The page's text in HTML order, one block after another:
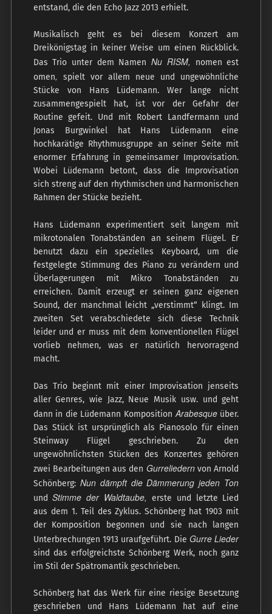
entstand, die den Echo Jazz 2013 erhielt.
Musikalisch geht es bei diesem Konzert am
Dreikönigstag in keiner Weise um einen Rückblick.
Das Trio unter dem NamenNu RISM,
nomen est
omen, spielt vor allem neue und ungewöhnliche
Stücke von Hans Lüdemann. Wer lange nicht
zusammengespielt hat, ist vor der Gefahr der
Routine gefeit. Und mit Robert Landfermann und
Jonas Burgwinkel hat Hans Lüdemann eine
hochkarätige Rhythmusgruppe an seiner Seite mit
enormer Erfahrung in gemeinsamer Improvisation.
Wobei Lüdemann betont, dass die Improvisation
sich streng auf den rhythmischen und harmonischen
Rahmen der Stücke bezieht.
Hans Lüdemann experimentiert seit langem mit
mikrotonalen Tonabständen an seinem Flügel. Er
benutzt dazu ein spezielles Keyboard, um die
festgelegte Stimmung des Piano zu verändern und
Überlagerungen mit Mikro Tonabständen zu
erreichen. Damit erzeugt er seinen ganz eigenen
Sound, der manchmal leicht „verstimmt“ klingt. Im
zweiten Set verabschiedete sich diese Technik
leider und er muss mit dem konventionellen Flügel
vorlieb nehmen, was er natürlich hervorragend
macht.
Das Trio beginnt mit einer Improvisation jenseits
aller Genres, wie Jazz, Neue Musik usw. und geht
dann in die Lüdemann KompositionArabesqueüber.
Das Stück ist ursprünglich als Pianosolo für einen
Steinway Flügel geschrieben. Zu den
ungewöhnlichsten Stücken des Konzertes gehören
zwei Bearbeitungen aus den Gurreliedernvon Arnold
Schönberg: Nun dämpft die Dämmerung jeden Ton
undStimme der Waldtaube, erste und letzte Lied
aus dem 1. Teil des Zyklus. Schönberg hat 1903 mit
der Komposition begonnen und sie nach langen
Unterbrechungen 1913 uraufgeführt. Die Gurre Lieder
sind das erfolgreichste Schönberg Werk, noch ganz
im Stil der Spätromantik geschrieben.
Schönberg hat das Werk für eine riesige Besetzung
geschrieben und Hans Lüdemann hat auf eine